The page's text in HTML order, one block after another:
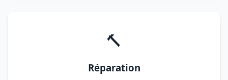
🔨
Réparation